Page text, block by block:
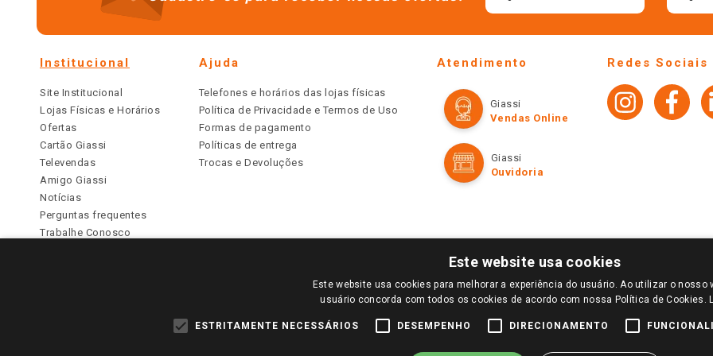
Institucional
Site Institucional
Lojas Físicas e Horários
Ofertas
Cartão Giassi
Televendas
Amigo Giassi
Notícias
Perguntas frequentes
Trabalhe Conosco
Ajuda
Telefones e horários das lojas físicas
Política de Privacidade e Termos de Uso
Formas de pagamento
Políticas de entrega
Trocas e Devoluções
Atendimento
Giassi
Vendas Online
Giassi
Ouvidoria
Redes Sociais
PARA VER OS PREÇOS DA SUA REGIÃO, FAÇA LOGIN E SELECIONE A LOJA DE SUA PREFERÊNCIA. SOMENTE APÓS O LOGIN, OS PREÇOS
TODOS OS PREÇOS E CONDIÇÕES COMERCIAIS DESTE SITE SÃO VÁLIDOS APENAS PARA COMPRAS REALIZADAS NO GIASSI.COM.BR E NA LOJA
DE BUSCAS.
Este website usa cookies
Este website usa cookies para melhorar a experiência do usuário. Ao utilizar o nosso
usuário concorda com todos os cookies de acordo com nossa Política de Cookies.
ESTRITAMENTE NECESSÁRIOS DESEMPENHO DIRECIONAMENTO